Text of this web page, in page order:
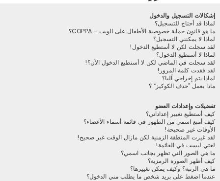
إشكالات التسجيل والدخول
لماذا قد أحتاج للتسجيل؟
ما هو قانون حماية خصوصية الأطفال على الويب - COPPA؟
لماذا لا يمكنني التسجيل؟
لقد سجلت لكن لا أستطيع الدخول!
لماذا لا أستطيع الدخول؟
لقد سجلت في الماضي لكن لا أستطيع الدخول الآن؟!
لقد فقدت كلمة المرور!
لماذا يتم إخراجي آليا؟
ماذا يعمل ”حذف الكوكيز“ ؟
تفضيلات وإعدادات العضو
كيف أستطيع تغيير إعداداتي؟
كيف أمنع اسمي من الظهور في قائمة أسماء الأعضاء؟
الأوقات غير صحيحة!
لقد غيرت المنطقة الزمنية لكن مازال الوقت غير صحيح!
لغتي ليست في القائمة!
ما هي الصور التي تظهر بجانب اسمي؟
كيف أظهر الصورة الرمزية؟
ما هي الرتبة؟ وكيف يمكن تغييرها؟
عندما اضغط على بريد شخص ما يطلب مني الدخول؟